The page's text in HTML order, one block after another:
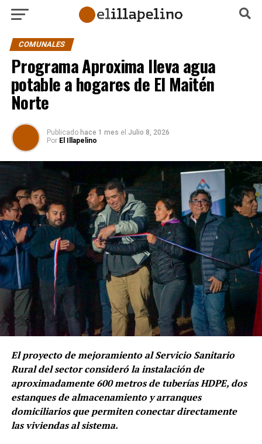
COMUNALES
Programa Aproxima lleva agua
potable a hogares de El Maitén
Norte
Publicado hace 1 mes el Julio 8, 2026
Por El Illapelino
El proyecto de mejoramiento al Servicio Sanitario
Rural del sector consideró la instalación de
aproximadamente 600 metros de tuberías HDPE, dos
estanques de almacenamiento y arranques
domiciliarios que permiten conectar directamente
las viviendas al sistema.